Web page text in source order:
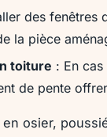
des fenêtres
la pièce
toiture : En
de pente
en osier,